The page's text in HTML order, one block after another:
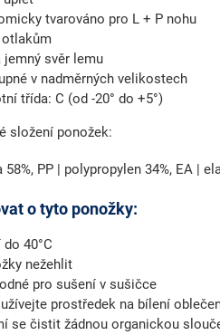
tvarováno pro L + P nohu
jemný svěr lemu
v nadměrných velikostech
třída: C (od -20° do +5°)
složení ponožek:
58%, PP | polypropylen 34%, EA |
o tyto ponožky:
do 40°C
nežehlit
pro sušení v sušičce
prostředek na bílení
se čistit žádnou organickou